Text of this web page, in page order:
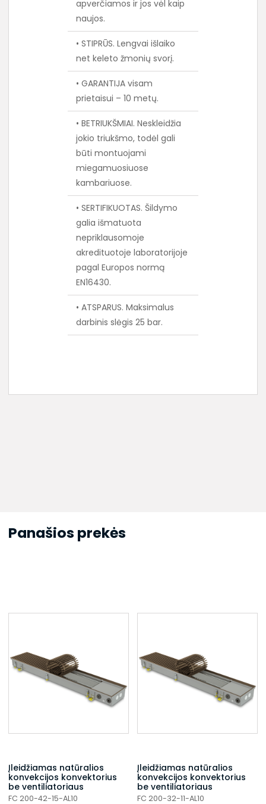
apverčiamos ir jos vėl kaip
naujos.
• STIPRŪS. Lengvai išlaiko
net keleto žmonių svorį.
• GARANTIJA visam
prietaisui – 10 metų.
• BETRIUKŠMIAI. Neskleidžia
jokio triukšmo, todėl gali
būti montuojami
miegamuosiuose
kambariuose.
• SERTIFIKUOTAS. Šildymo
galia išmatuota
nepriklausomoje
akredituotoje laboratorijoje
pagal Europos normą
EN16430.
• ATSPARUS. Maksimalus
darbinis slėgis 25 bar.
Panašios prekės
Įleidžiamas natūralios
konvekcijos konvektorius
be ventiliatoriaus
FC 200-42-15-AL10
Įleidžiamas natūralios
konvekcijos konvektorius
be ventiliatoriaus
FC 200-32-11-AL10